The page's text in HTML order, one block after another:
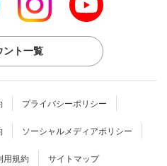
ント一覧
プライバシーポリシー
ソーシャルメディアポリシー
用規約 サイトマップ